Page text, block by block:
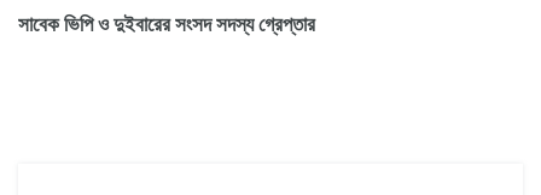
সাবেক ভিপি ও দুইবারের সংসদ সদস্য গ্রেপ্তার